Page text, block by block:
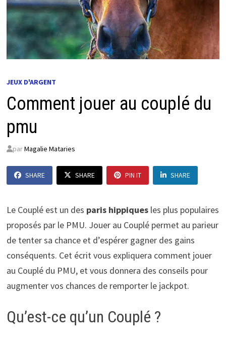
JEUX D'ARGENT
Comment jouer au couplé du
pmu
parMagalie Mataries
SHARE SHARE PIN IT SHARE
Le Couplé est un des paris hippiquesles plus populaires
proposés par le PMU. Jouer au Couplé permet au parieur
de tenter sa chance et d’espérer gagner des gains
conséquents. Cet écrit vous expliquera comment jouer
au Couplé du PMU, et vous donnera des conseils pour
augmenter vos chances de remporter le jackpot.
Qu’est-ce qu’un Couplé ?